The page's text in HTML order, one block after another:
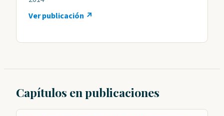
Ver publicación ↗
Capítulos en publicaciones